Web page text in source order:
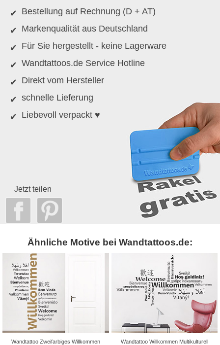
Bestellung auf Rechnung (D + AT)
Markenqualität aus Deutschland
Für Sie hergestellt - keine Lagerware
Wandtattoos.de Service Hotline
Direkt vom Hersteller
schnelle Lieferung
Liebevoll verpackt ♥
Jetzt teilen
Ähnliche Motive bei Wandtattoos.de:
Wandtattoo Zweifarbiges Willkommen
Wandtattoo Willkommen Multikulturell